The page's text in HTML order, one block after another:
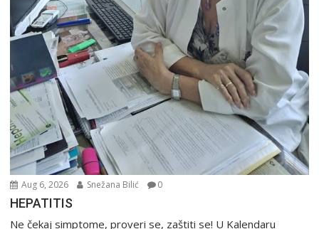
Aug 6, 2026 Snežana Bilić 0
HEPATITIS
Ne čekaj simptome, proveri se, zaštiti se! U Kalendaru